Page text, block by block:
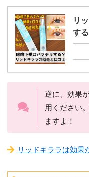
リ
す
逆に、効果
用ください
ますよ！
リッドキララは効果